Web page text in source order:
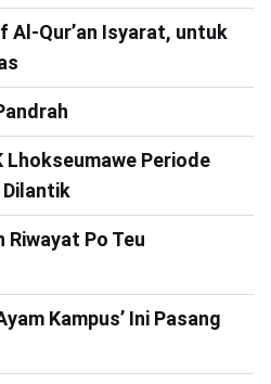
Al-Qur’an Isyarat, untuk
Lhokseumawe Periode
Dilantik
Riwayat Po Teu
Kampus’ Ini Pasang